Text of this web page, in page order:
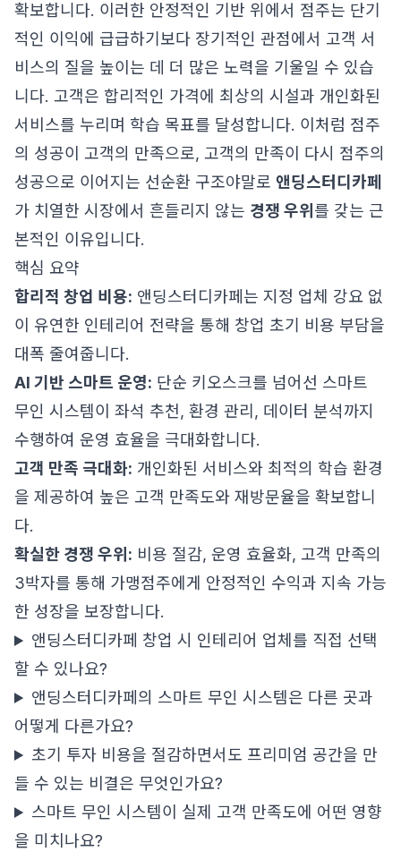
확보합니다. 이러한 안정적인 기반 위에서 점주는 단기
적인 이익에 급급하기보다 장기적인 관점에서 고객 서
비스의 질을 높이는 데 더 많은 노력을 기울일 수 있습
니다. 고객은 합리적인 가격에 최상의 시설과 개인화된
서비스를 누리며 학습 목표를 달성합니다. 이처럼 점주
의 성공이 고객의 만족으로, 고객의 만족이 다시 점주의
성공으로 이어지는 선순환 구조야말로 앤딩스터디카페
가 치열한 시장에서 흔들리지 않는 경쟁 우위 를 갖는 근
본적인 이유입니다.
핵심 요약
합리적 창업 비용: 앤딩스터디카페는 지정 업체 강요 없
이 유연한 인테리어 전략을 통해 창업 초기 비용 부담을
대폭 줄여줍니다.
AI 기반 스마트 운영: 단순 키오스크를 넘어선 스마트
무인 시스템이 좌석 추천, 환경 관리, 데이터 분석까지
수행하여 운영 효율을 극대화합니다.
고객 만족 극대화: 개인화된 서비스와 최적의 학습 환경
을 제공하여 높은 고객 만족도와 재방문율을 확보합니
다.
확실한 경쟁 우위: 비용 절감, 운영 효율화, 고객 만족의
3박자를 통해 가맹점주에게 안정적인 수익과 지속 가능
한 성장을 보장합니다.
앤딩스터디카페 창업 시 인테리어 업체를 직접 선택
할 수 있나요?
앤딩스터디카페의 스마트 무인 시스템은 다른 곳과
어떻게 다른가요?
초기 투자 비용을 절감하면서도 프리미엄 공간을 만
들 수 있는 비결은 무엇인가요?
스마트 무인 시스템이 실제 고객 만족도에 어떤 영향
을 미치나요?